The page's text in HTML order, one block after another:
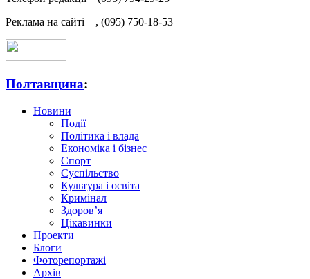
Реклама на сайті – , (095) 750-18-53
Полтавщина:
Новини
Події
Політика і влада
Економіка і бізнес
Спорт
Суспільство
Культура і освіта
Кримінал
Здоров’я
Цікавинки
Проекти
Блоги
Фоторепортажі
Архів